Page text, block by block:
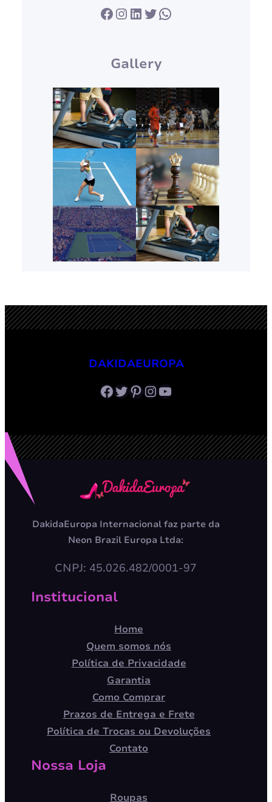
Facebook InstagramLinkedIn Twitter WhatsApp
Gallery
DAKIDAEUROPA
Facebook Twitter Pinterest InstagramYoutube
DakidaEuropa Internacional faz parte da
Neon Brazil Europa Ltda:
CNPJ: 45.026.482/0001-97
Institucional
Home
Quem somos nós
Política de Privacidade
Garantia
Como Comprar
Prazos de Entrega e Frete
Política de Trocas ou Devoluções
Contato
Nossa Loja
Roupas